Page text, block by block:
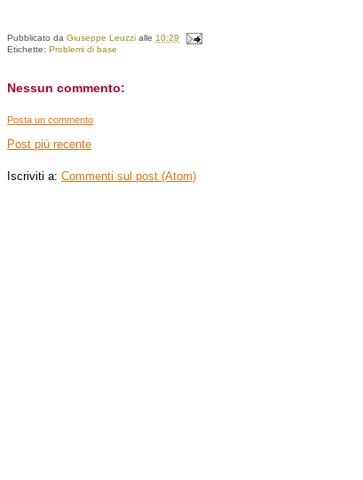
Pubblicato daGiuseppe Leuzzi alle 10:29
Etichette:Problemi di base
Nessun commento:
Posta un commento
Post più recente
Iscriviti a:Commenti sul post (Atom)